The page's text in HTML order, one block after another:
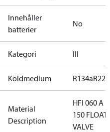
Innehåller
batterier
No
Kategori III
Köldmedium R134aR22
Material
Description
HFI 060 A
150 FLOAT
VALVE